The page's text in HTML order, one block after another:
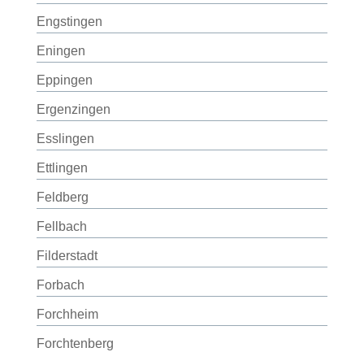
Engstingen
Eningen
Eppingen
Ergenzingen
Esslingen
Ettlingen
Feldberg
Fellbach
Filderstadt
Forbach
Forchheim
Forchtenberg